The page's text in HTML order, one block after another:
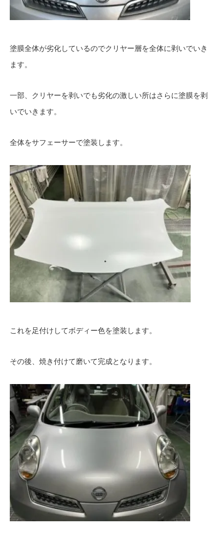
塗膜全体が劣化しているのでクリヤー層を全体に剥いでいき
ます。
一部、クリヤーを剥いでも劣化の激しい所はさらに塗膜を剥
いでいきます。
全体をサフェーサーで塗装します。
これを足付けしてボディー色を塗装します。
その後、焼き付けて磨いて完成となります。